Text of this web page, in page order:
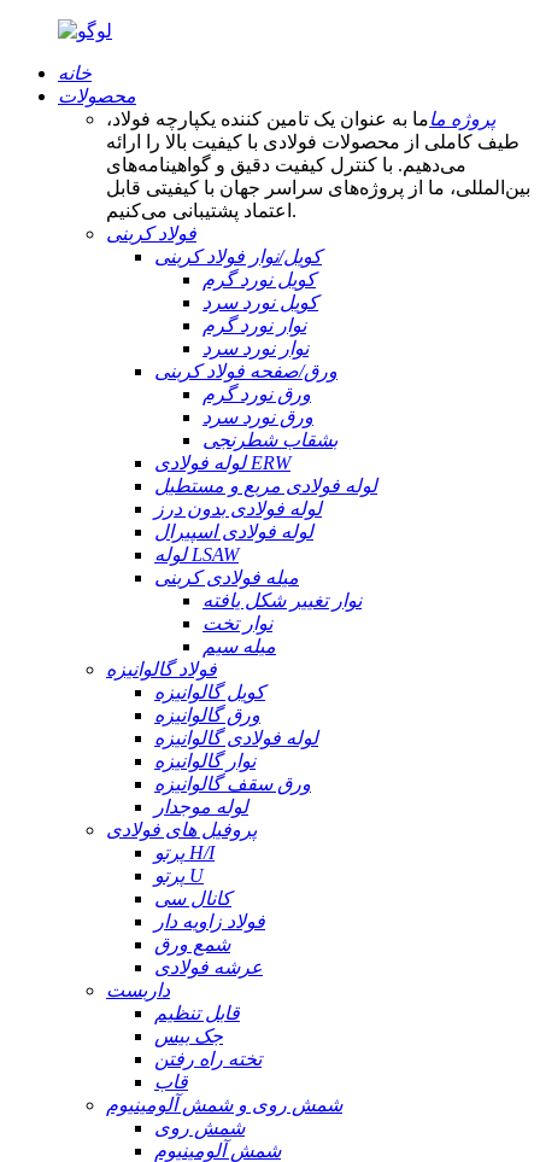
خانه
محصولات
پروژه ماما به عنوان یک تامین کننده یکپارچه فولاد،
طیف کاملی از محصولات فولادی با کیفیت بالا را ارائه
می‌دهیم. با کنترل کیفیت دقیق و گواهینامه‌های
بین‌المللی، ما از پروژه‌های سراسر جهان با کیفیتی قابل
اعتماد پشتیبانی می‌کنیم.
فولاد کربنی
کویل/نوار فولاد کربنی
کویل نورد گرم
کویل نورد سرد
نوار نورد گرم
نوار نورد سرد
ورق/صفحه فولاد کربنی
ورق نورد گرم
ورق نورد سرد
بشقاب شطرنجی
لوله فولادی ERW
لوله فولادی مربع و مستطیل
لوله فولادی بدون درز
لوله فولادی اسپیرال
لوله LSAW
میله فولادی کربنی
نوار تغییر شکل یافته
نوار تخت
میله سیم
فولاد گالوانیزه
کویل گالوانیزه
ورق گالوانیزه
لوله فولادی گالوانیزه
نوار گالوانیزه
ورق سقف گالوانیزه
لوله موجدار
پروفیل های فولادی
پرتو H/I
پرتو U
کانال سی
فولاد زاویه دار
شمع ورق
عرشه فولادی
داربست
قابل تنظیم
جک بیس
تخته راه رفتن
قاب
شمش روی و شمش آلومینیوم
شمش روی
شمش آلومینیوم